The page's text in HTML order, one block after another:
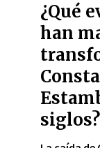
¿Qué
han
siglos?